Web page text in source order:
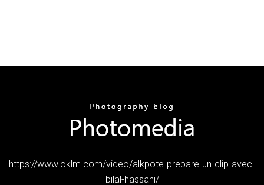
https://www.oklm.com/video/alkpote-prepare-un-clip-avec-
bilal-hassani/